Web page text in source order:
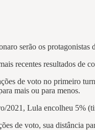
serão os
recentes resultados de
de voto no primeiro
mais ou para menos.
2021, Lula encolheu 5%
de voto, sua distância